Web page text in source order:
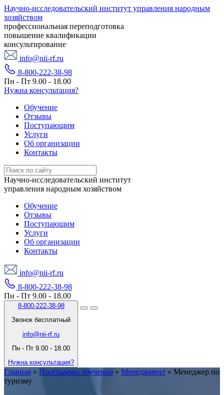
Научно-исследовательский институт управления народным
хозяйством
профессиональная переподготовка
повышение квалификации
консультирование
info@nii-rf.ru
8-800-222-38-98
Пн - Пт 9.00 - 18.00
Нужна консультация?
Обучение
Отзывы
Поступающим
Услуги
Об организации
Контакты
Научно-исследовательский институт
управления народным хозяйством
Обучение
Отзывы
Поступающим
Услуги
Об организации
Контакты
info@nii-rf.ru
8-800-222-38-98
Пн - Пт 9.00 - 18.00
8-800-222-38-98
Звонок бесплатный
info@nii-rf.ru
Пн - Пт 9.00 - 18.00
Нужна консультация?
Главная » Программы обучения » Менеджмент » Менеджер по
туризму